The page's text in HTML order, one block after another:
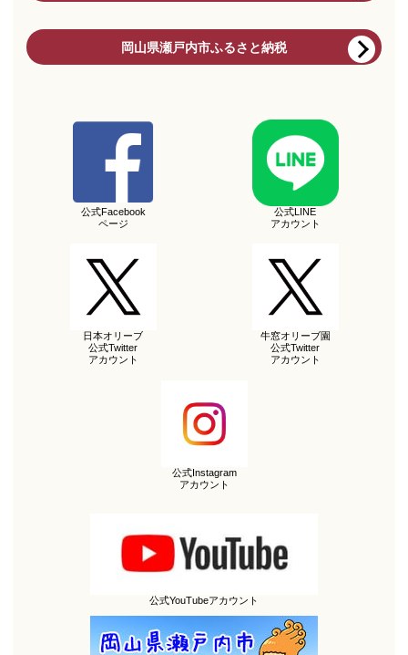
岡山県瀬戸内市ふるさと納税
公式Facebook
ページ
公式LINE
アカウント
日本オリーブ
公式Twitter
アカウント
牛窓オリーブ園
公式Twitter
アカウント
公式Instagram
アカウント
公式YouTubeアカウント